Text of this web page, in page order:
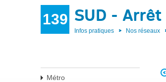
139 SUD -
Infos pratiques Nos réseaux
Métro